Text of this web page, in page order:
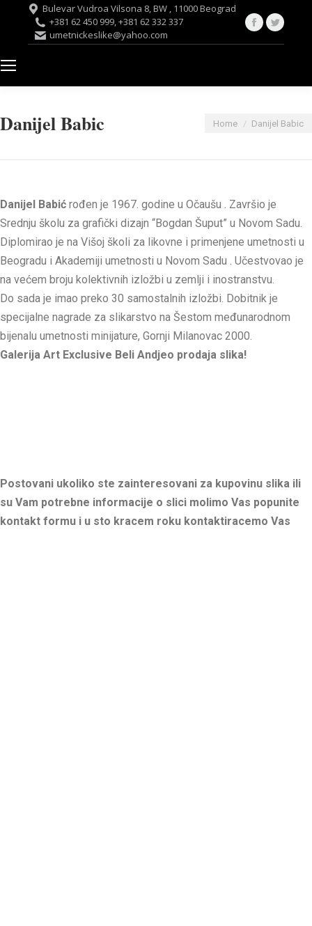
Bulevar Vudroa Vilsona 8, BW , 11000 Beograd
+381 62 450 999, +381 62 332 337
umetnickeslike@yahoo.com
Facebook
Danijel Babic You are here:
Home Danijel Babic
Danijel Babić rođen je 1967. godine u Očaušu . Završio je
Srednju školu za grafički dizajn “Bogdan Šuput” u Novom Sadu.
Diplomirao je na Višoj školi za likovne i primenjene umetnosti u
Beogradu i Akademiji umetnosti u Novom Sadu . Učestvovao je
na većem broju kolektivnih izložbi u zemlji i inostranstvu.
Do sada je imao preko 30 samostalnih izložbi. Dobitnik je
specijalne nagrade za slikarstvo na Šestom međunarodnom
bijenalu umetnosti minijature, Gornji Milanovac 2000.
Galerija Art Exclusive Beli Andjeo prodaja slika!
Postovani ukoliko ste zainteresovani za kupovinu slika ili
su Vam potrebne informacije o slici molimo Vas popunite
kontakt formu i u sto kracem roku kontaktiracemo Vas